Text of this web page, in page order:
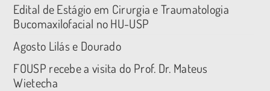
Edital de Estágio em Cirurgia e Traumatologia
Bucomaxilofacial no HU-USP
Agosto Lilás e Dourado
FOUSP recebe a visita do Prof. Dr. Mateus
Wietecha